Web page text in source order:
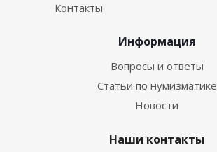
Контакты
Информация
Вопросы и ответы
Статьи по нумизматике
Новости
Наши контакты